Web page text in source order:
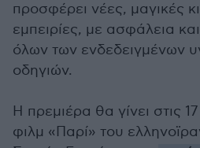
προσφέρει νέες, μαγικές
εμπειρίες, με ασφάλεια
όλων των ενδεδειγμένων
οδηγιών.
Η πρεμιέρα θα γίνει στις
φιλμ «Παρί» του